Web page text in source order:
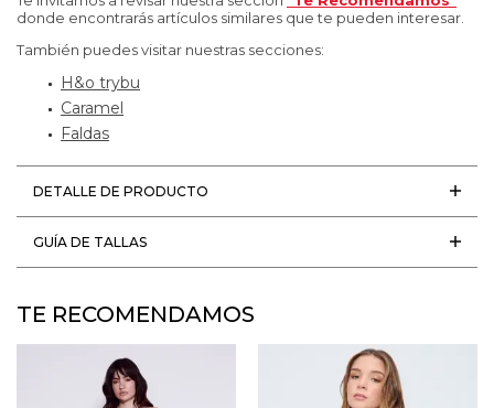
donde encontrarás artículos similares que te pueden interesar.
También puedes visitar nuestras secciones:
H&o trybu
Caramel
Faldas
DETALLE DE PRODUCTO
GUÍA DE TALLAS
TE RECOMENDAMOS